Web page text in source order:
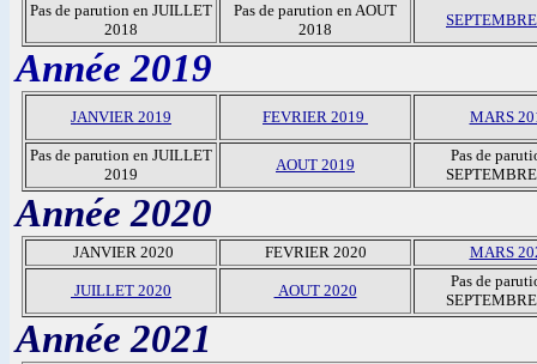
Pas de parution en JUILLET
2018
Pas de parution en AOUT
2018
Année 2019
JANVIER 2019 FEVRIER 2019 MARS
Pas de parution en JUILLET
2019
AOUT 2019
Pas de
Année 2020
JANVIER 2020 FEVRIER 2020 MARS
JUILLET 2020 AOUT 2020
Pas de
Année 2021